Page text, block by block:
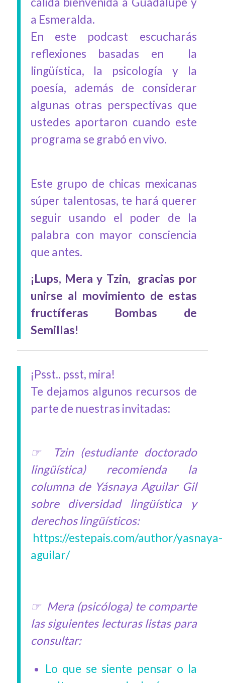
a Esmeralda.
En este podcast escucharás
reflexiones basadas en la
lingüística, la psicología y la
poesía, además de considerar
algunas otras perspectivas que
ustedes aportaron cuando este
programa se grabó en vivo.
Este grupo de chicas mexicanas
súper talentosas, te hará querer
seguir usando el poder de la
palabra con mayor consciencia
que antes.
¡Lups, Mera y Tzin, gracias por
unirse al movimiento de estas
fructíferas Bombas de
Semillas!
¡Psst.. psst, mira!
Te dejamos algunos recursos de
parte de nuestras invitadas:
☞ Tzin (estudiante doctorado
lingüística) recomienda la
columna de Yásnaya Aguilar Gil
sobre diversidad lingüística y
derechos lingüísticos:
https://estepais.com/author/yasnaya-
aguilar/
☞ Mera (psicóloga) te comparte
las siguientes lecturas listas para
consultar:
Lo que se siente pensar o la